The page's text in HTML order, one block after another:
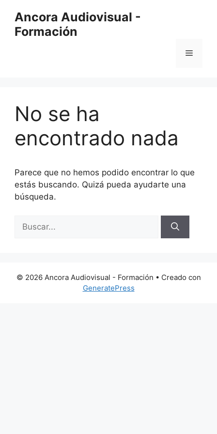
contenido
Ancora Audiovisual -
Formación
Menú
No se ha
encontrado nada
Parece que no hemos podido encontrar lo que
estás buscando. Quizá pueda ayudarte una
búsqueda.
© 2026 Ancora Audiovisual - Formación • Creado con
GeneratePress